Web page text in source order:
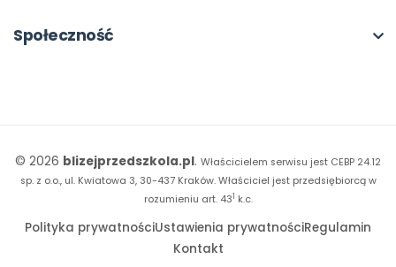
18. FORUM
Kiosk online
Kumpelkowo
Dookoła Polski
Sprintem do maratonu
Społeczność
Instagram
© 2026 blizejprzedszkola.pl. Właścicielem serwisu jest CEBP 24.12
sp. z o.o., ul. Kwiatowa 3, 30-437 Kraków.Właściciel jest przedsiębiorcą w
rozumieniu art. 431 k.c.
Polityka prywatnościUstawienia prywatnościRegulamin
Kontakt